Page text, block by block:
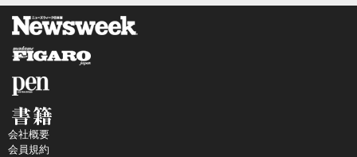
会社概要
会員規約